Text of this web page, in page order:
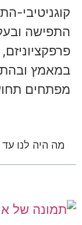
קוגניטיבי-
התפישה
במאמץ
מפתחים
מה היה לנו עד